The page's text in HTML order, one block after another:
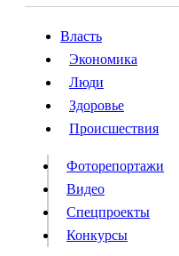
Власть
Происшествия
Видео
Конкурсы
Власть
Экономика
Люди
Здоровье
Происшествия
Фоторепортажи
Видео
Спецпроекты
Конкурсы